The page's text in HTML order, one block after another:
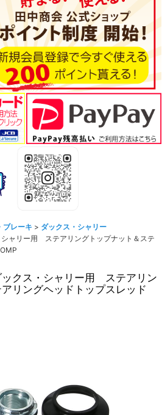
ブレーキ > ダックス・シャリー
ャリー用 ステアリングトップナット＆ステ
ックス・シャリー用 ステアリン
リングヘッドトップスレッド